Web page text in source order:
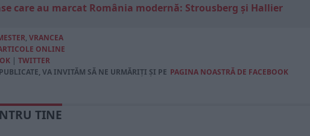
care au marcat România modernă: Strousberg și Hallier
, VRANCEA
ONLINE
| TWITTER
VA INVITĂM SĂ NE URMĂRIȚI ȘI PE PAGINA NOASTRĂ DE FACEBOOK
TINE